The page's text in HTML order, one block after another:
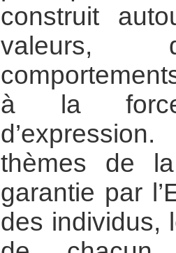
construit
valeurs,
à la
thèmes de
garantie par
des individus,